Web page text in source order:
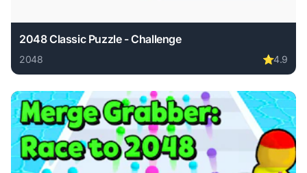
2048 Classic Puzzle - Challenge
2048 ⭐4.9
Play 2048 Classic Puzzle - Challenge online free. 2048